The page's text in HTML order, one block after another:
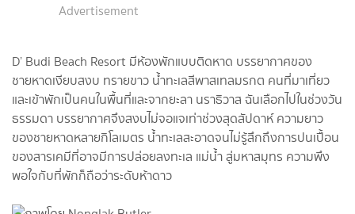
Advertisement
D’ Budi Beach Resort มีห้องพักแบบติดหาด บรรยากาศของ
ชายหาดเงียบสงบ ทรายขาว น้ำทะเลสีพาสเทลมรกต คนที่มาเที่ยว
และเข้าพักเป็นคนในพื้นที่และจากยะลา นราธิวาส ฉันเลือกไปในช่วงวัน
ธรรมดา บรรยากาศจึงสงบไม่จอแจเท่าช่วงสุดสัปดาห์ ความยาว
ของชายหาดหลายกิโลเมตร น้ำทะเลสะอาดจนไม่รู้สึกถึงการปนเปื้อน
ของสารเคมีที่อาจมีการปล่อยลงทะเล แม่น้ำ สู่มหาสมุทร ความพึง
พอใจกับที่พักก็ถือว่าระดับห้าดาว